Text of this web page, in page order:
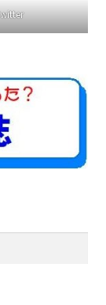
式決定先送